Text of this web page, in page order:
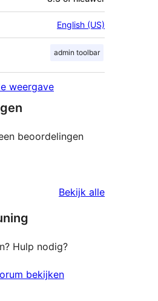
English (US)
admin toolbar
weergave
beoordelingen
Bekijk alle
Hulp nodig?
bekijken